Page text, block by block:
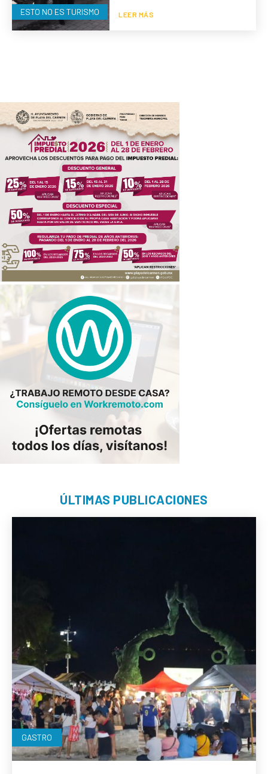
ESTO NO ES TURISMO LEER MÁS
ÚLTIMAS PUBLICACIONES
GASTRO